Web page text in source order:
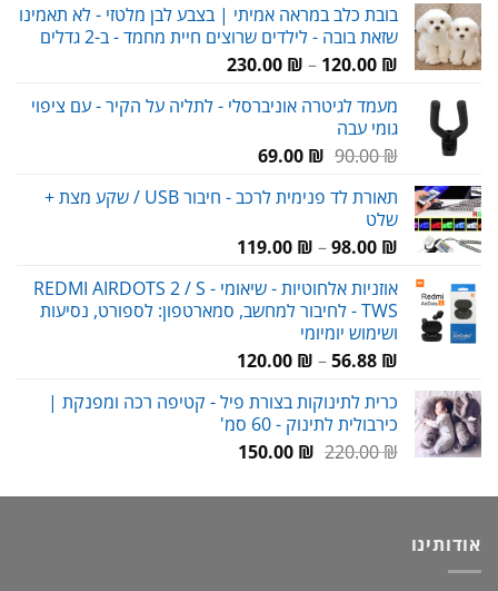
עד
בובת כלב במראה אמיתי | בצבע לבן מלטזי - לא תאמינו
שזאת בובה - לילדים שרוצים חיית מחמד - ב-2 גדלים
120.00 ₪
–
230.00 ₪
טווח
מעמד לגיטרה אוניברסלי - לתליה על הקיר - עם ציפוי
גומי עבה
90.00₪
המחיר
היה:
69.00 ₪
המחיר
הוא:
תאורת לד פנימית לרכב - חיבור USB / שקע מצת +
שלט
98.00 ₪
–
119.00 ₪
עד
אוזניות אלחוטיות - שיאומי REDMI AIRDOTS 2 / S -
TWS - לחיבור למחשב, סמארטפון: לספורט, נסיעות
ושימוש יומיומי
56.88 ₪
–
120.00 ₪
עד
כרית לתינוקות בצורת פיל - קטיפה רכה ומפנקת |
כירבולית לתינוק - 60 סמ'
220.00₪
המחיר
היה:
150.00 ₪
המחיר
הוא:
אודותינו